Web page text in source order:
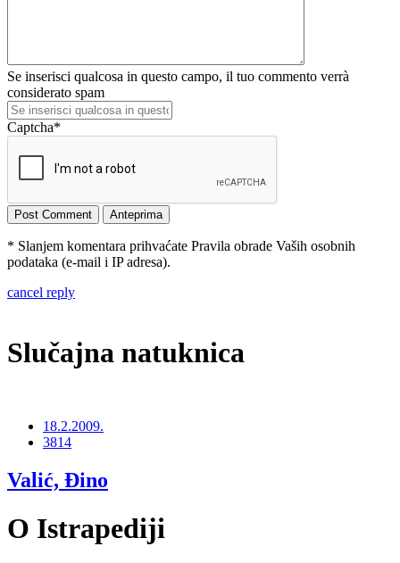
Se inserisci qualcosa in questo campo, il tuo commento verrà
considerato spam
Captcha*
* Slanjem komentara prihvaćate Pravila obrade Vaših osobnih
podataka (e-mail i IP adresa).
cancel reply
Slučajna natuknica
18.2.2009.
3814
Valić, Đino
O Istrapediji